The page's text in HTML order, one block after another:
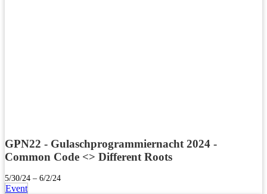
GPN22 - Gulaschprogrammiernacht 2024 -
Common Code <> Different Roots
5/30/24 – 6/2/24
Event